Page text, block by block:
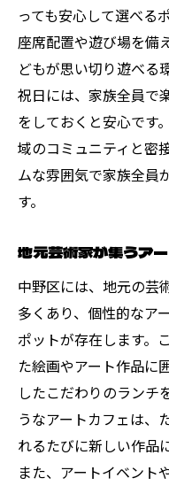
っても安心して選べる
座席配置や遊び場を備
どもが思い切り遊べる
祝日には、家族全員で
をしておくと安心です
域のコミュニティと密
ムな雰囲気で家族全員
す。
地元芸術家が集うア
中野区には、地元の芸
多くあり、個性的なア
ポットが存在します。
た絵画やアート作品に
したこだわりのランチ
うなアートカフェは、
れるたびに新しい作品
また、アートイベント